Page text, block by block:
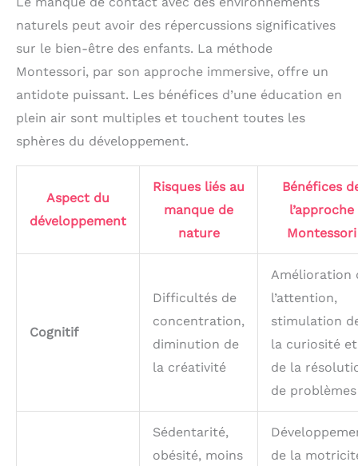
naturels peut avoir des répercussions significatives
sur le bien-être des enfants. La méthode
Montessori, par son approche immersive, offre un
antidote puissant. Les bénéfices d’une éducation en
plein air sont multiples et touchent toutes les
sphères du développement.
Aspect du
développement
Risques liés au
manque de
nature
Bénéfices
l’approche
Montessori
Cognitif
Difficultés de
concentration,
diminution de
la créativité
Amélioration
l’attention,
stimulation
la curiosité et
de la
de problèmes
Sédentarité,
obésité, moins
de la